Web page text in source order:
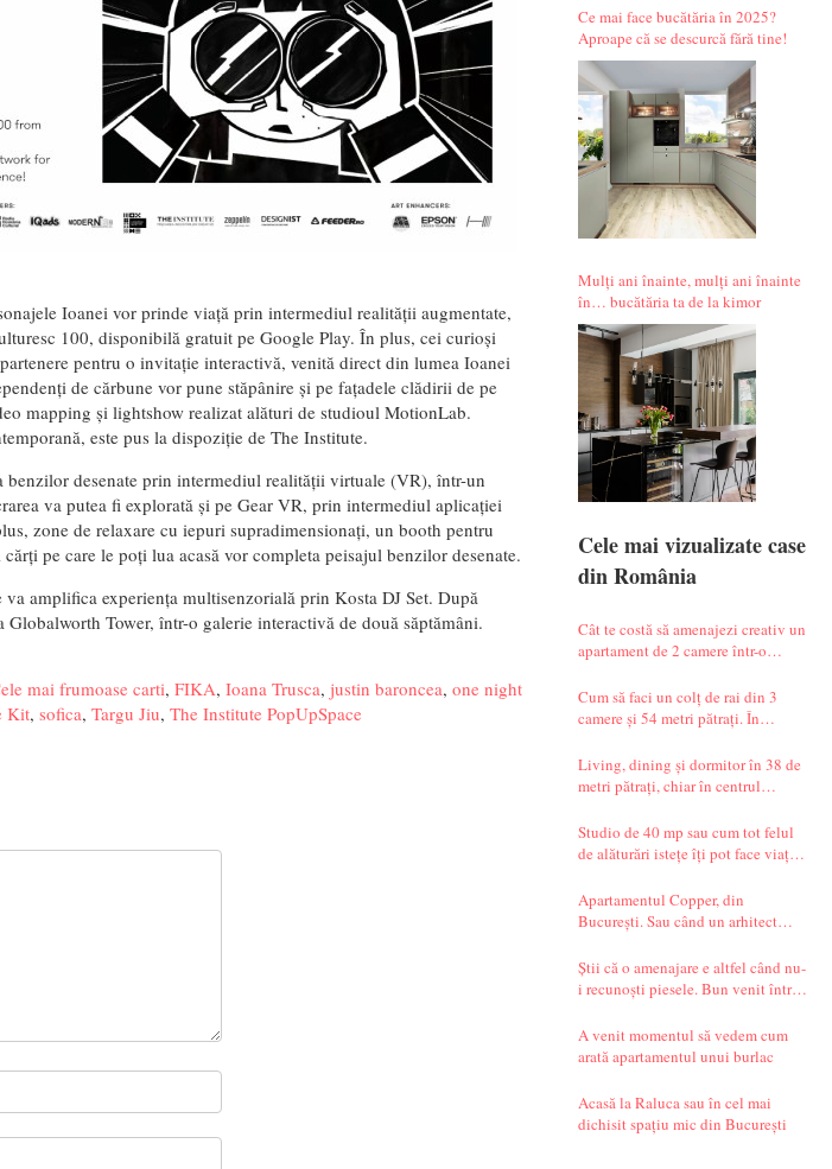
Ce mai face bucătăria în 2025?
Aproape că se descurcă fără tine!
Mulți ani înainte, mulți ani înainte
în… bucătăria ta de la kimor
Cele mai vizualizate case
din România
Cât te costă să amenajezi creativ un
apartament de 2 camere într-o
Cum să faci un colț de rai din 3
camere și 54 metri pătrați. În
Living, dining și dormitor în 38 de
metri pătrați, chiar în centrul
care te transportă departe, spre țările
nordice.
Studio de 40 mp sau cum tot felul
de alăturări istețe îți pot face viața
Apartamentul Copper, din
București. Sau când un arhitect
Știi că o amenajare e altfel când nu-
i recunoști piesele. Bun venit într-
A venit momentul să vedem cum
arată apartamentul unui burlac
Acasă la Raluca sau în cel mai
dichisit spațiu mic din București
Ioanei vor prinde viață prin intermediul realității augmentate,
100, disponibilă gratuit pe Google Play. În plus, cei curioși
pentru o invitație interactivă, venită direct din lumea Ioanei
de cărbune vor pune stăpânire și pe fațadele clădirii de pe
mapping și lightshow realizat alături de studioul MotionLab.
este pus la dispoziție de The Institute.
desenate prin intermediul realității virtuale (VR), într-un
va putea fi explorată și pe Gear VR, prin intermediul aplicației
zone de relaxare cu iepuri supradimensionați, un booth pentru
pe care le poți lua acasă vor completa peisajul benzilor desenate.
amplifica experiența multisenzorială prin Kosta DJ Set. După
Globalworth Tower, într-o galerie interactivă de două săptămâni.
mai frumoase carti, FIKA, Ioana Trusca, justin baroncea, one night
Kit, sofica, Targu Jiu, The Institute PopUpSpace